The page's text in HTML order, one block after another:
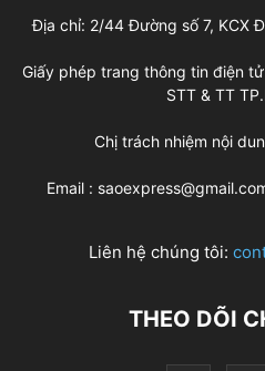
Địa chỉ: 2/44 Đường số 7, KCX
Giấy phép trang thông tin điện
STT & TT
Chị trách nhiệm nội
Email :
Liên hệ chúng tôi:
THEO DÕI